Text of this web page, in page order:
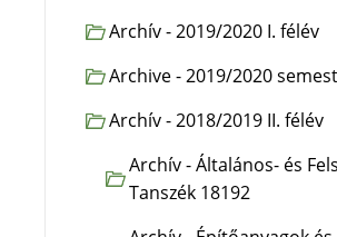
Archív - 2019/2020 I. félév
Archive - 2019/2020
Archív - 2018/2019 II. félév
Archív - Általános- és
Tanszék 18192